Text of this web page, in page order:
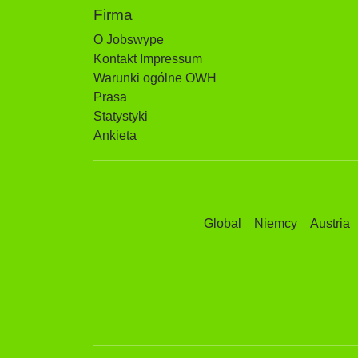
Firma
O Jobswype
Kontakt Impressum
Warunki ogólne OWH
Prasa
Statystyki
Ankieta
Global Niemcy Austria